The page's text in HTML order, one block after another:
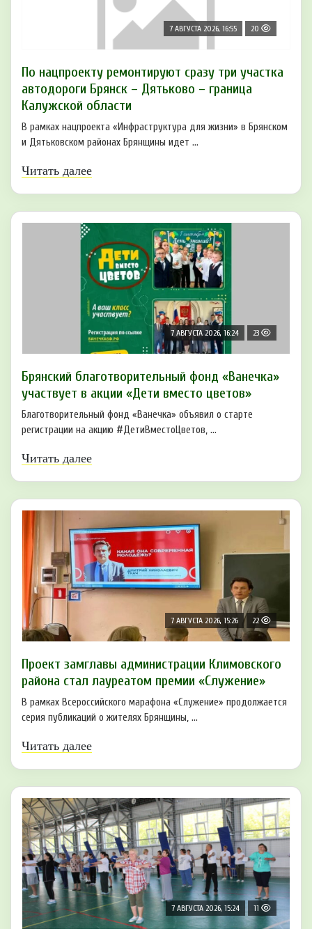
7 АВГУСТА 2026, 16:55 20
По нацпроекту ремонтируют сразу три участка
автодороги Брянск – Дятьково – граница
Калужской области
В рамках нацпроекта «Инфраструктура для жизни» в Брянском
и Дятьковском районах Брянщины идет ...
Читать далее
7 АВГУСТА 2026, 16:24 23
Брянский благотворительный фонд «Ванечка»
участвует в акции «Дети вместо цветов»
Благотворительный фонд «Ванечка» объявил о старте
регистрации на акцию #ДетиВместоЦветов, ...
Читать далее
7 АВГУСТА 2026, 15:26 22
Проект замглавы администрации Климовского
района стал лауреатом премии «Служение»
В рамках Всероссийского марафона «Служение» продолжается
серия публикаций о жителях Брянщины, ...
Читать далее
7 АВГУСТА 2026, 15:24 11